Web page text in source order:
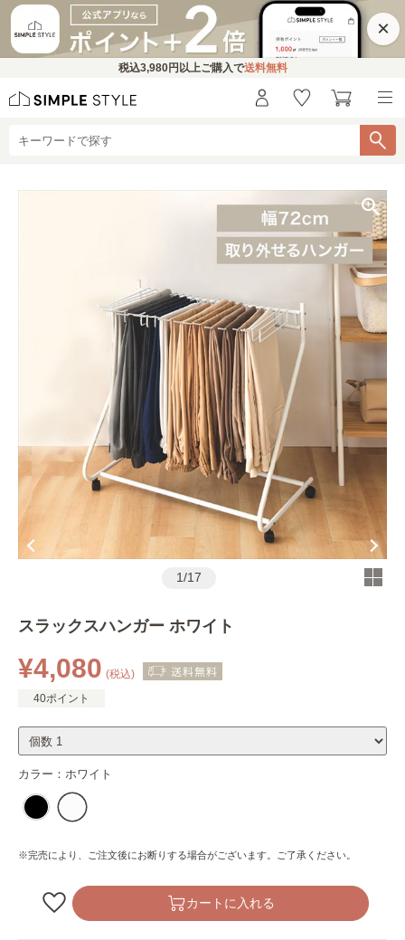
×
税込3,980円 以上ご購入で送料無料
1/17
スラックスハンガー ホワイト
¥4,080 (税込)
40ポイント
カラー： ホワイト
※完売により、ご注文後にお断りする場合がございます。ご了承ください。
カートに入れる